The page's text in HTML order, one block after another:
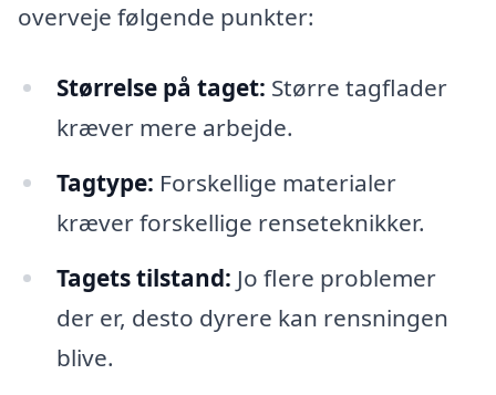
overveje følgende punkter:
Størrelse på taget: Større tagflader
kræver mere arbejde.
Tagtype: Forskellige materialer
kræver forskellige renseteknikker.
Tagets tilstand: Jo flere problemer
der er, desto dyrere kan rensningen
blive.